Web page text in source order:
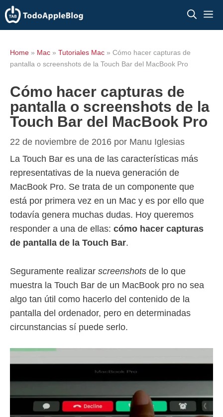
Saltar
al
Home » Mac » Tutoriales Mac » Cómo hacer capturas de
pantalla o screenshots de la Touch Bar del MacBook Pro
Cómo hacer capturas de
pantalla o screenshots de la
Touch Bar del MacBook Pro
22 de noviembre de 2016 por Manu Iglesias
La Touch Bar es una de las características más
representativas de la nueva generación de
MacBook Pro. Se trata de un componente que
está por primera vez en un Mac y es por ello que
todavía genera muchas dudas. Hoy queremos
responder a una de ellas: cómo hacer capturas
de pantalla de la Touch Bar.
Seguramente realizar screenshots de lo que
muestra la Touch Bar de un MacBook pro no sea
algo tan útil como hacerlo del contenido de la
pantalla del ordenador, pero en determinadas
circunstancias sí puede serlo.